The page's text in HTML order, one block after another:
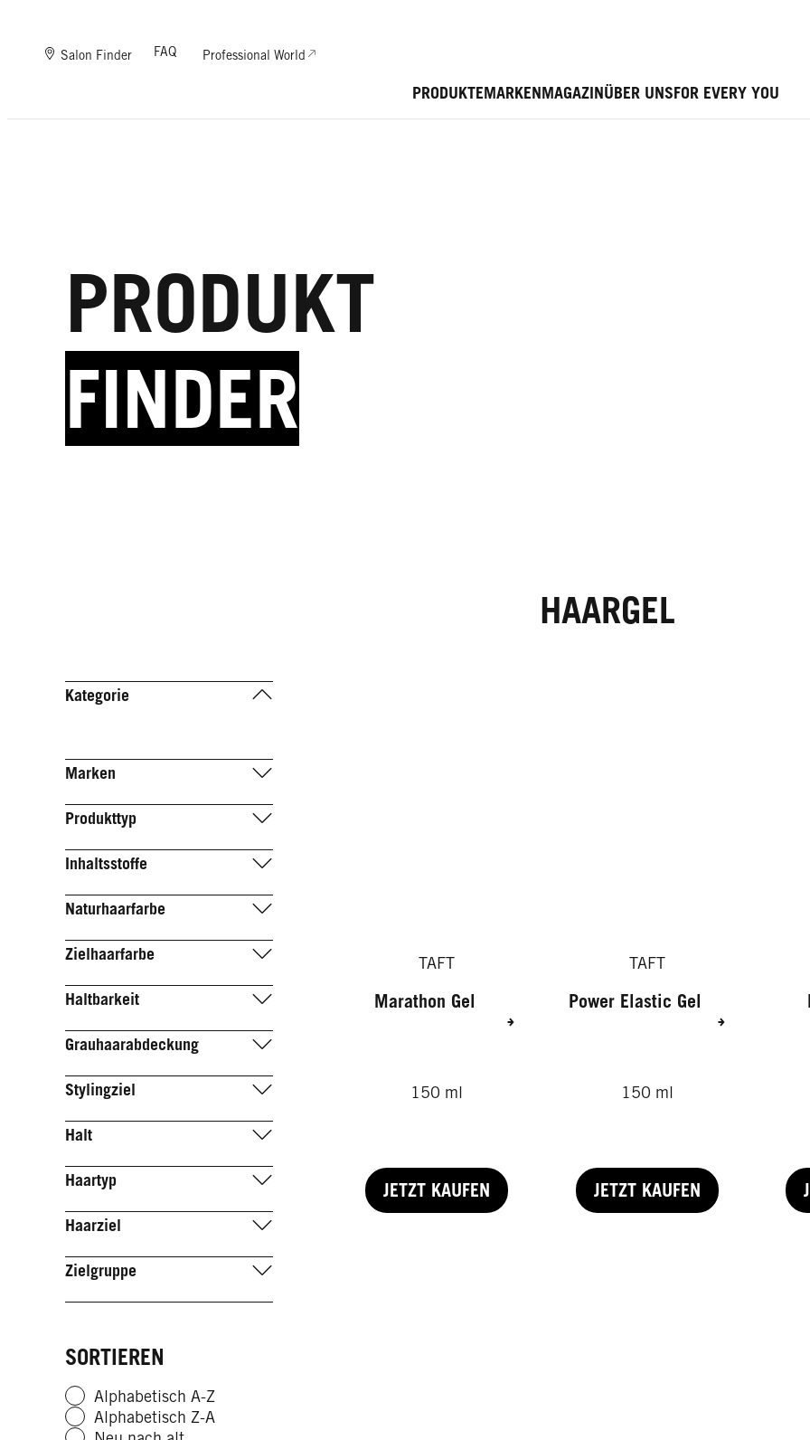
PRODUKTEMARKENMAGAZINÜBER UNSFOR EVERY YOU
Salon Finder FAQ Professional World
PRODUKT
FINDER
HAARGEL
Kategorie
Marken
Produkttyp
Inhaltsstoffe
Naturhaarfarbe
Zielhaarfarbe
Haltbarkeit
Grauhaarabdeckung
Stylingziel
Halt
Haartyp
Haarziel
Zielgruppe
SORTIEREN
Alphabetisch A-Z
Alphabetisch Z-A
TAFT
Marathon Gel
150 ml
JETZT KAUFEN
TAFT
Power Elastic Gel
150 ml
JETZT KAUFEN